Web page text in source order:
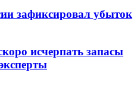
зафиксировал убыток
исчерпать запасы